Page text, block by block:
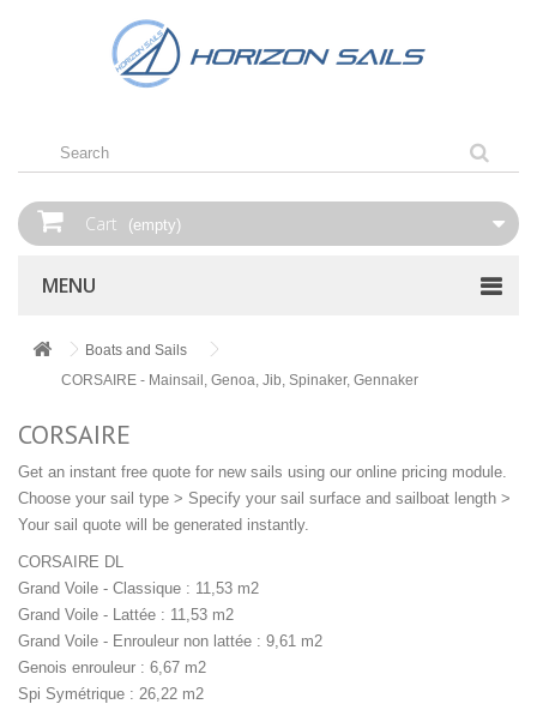
Cart (empty)
MENU
Boats and Sails
CORSAIRE - Mainsail, Genoa, Jib, Spinaker, Gennaker
CORSAIRE
Get an instant free quote for new sails using our online pricing module.
Choose your sail type > Specify your sail surface and sailboat length >
Your sail quote will be generated instantly.
CORSAIRE DL
Grand Voile - Classique : 11,53 m2
Grand Voile - Lattée : 11,53 m2
Grand Voile - Enrouleur non lattée : 9,61 m2
Genois enrouleur : 6,67 m2
Spi Symétrique : 26,22 m2